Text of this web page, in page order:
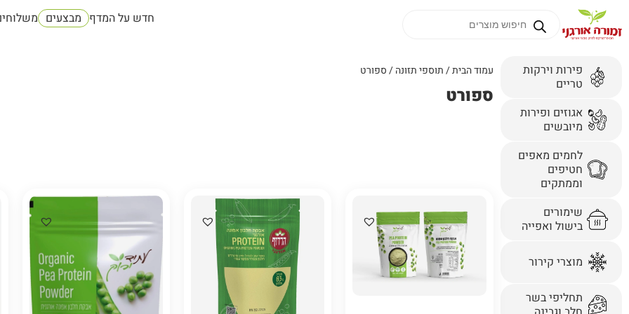
חדש על המדף מבצעים
פירות וירקות
טריים
אגוזים ופירות
מיובשים
לחמים מאפים
חטיפים
וממתקים
שימורים
בישול ואפייה
מוצרי קירור
תחליפי בשר
עמוד הבית/תוספי תזונה/ ספורט
ספורט